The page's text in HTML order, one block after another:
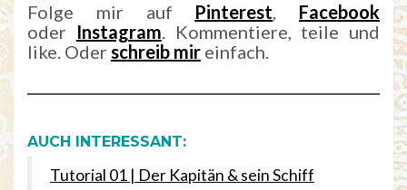
Folge mir auf Pinterest, Facebook
oder Instagram. Kommentiere, teile und
like. Oder schreib mir einfach.
AUCH INTERESSANT:
Tutorial 01 | Der Kapitän & sein Schiff